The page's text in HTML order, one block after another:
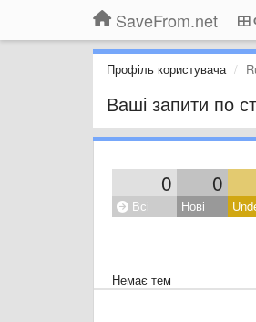
SaveFrom.net
Профіль користувача
Ваші запити по
0 0
Всі Нові
Немає тем